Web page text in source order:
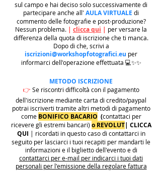
sul campo e hai deciso solo successivamente di
partecipare anche all' AULA VIRTUALE di
commento delle fotografie e post-produzione?
Nessun problema. | clicca qui | per versare la
differenza della quota di iscrizione che ti manca.
Dopo di che, scrivi a
iscrizioni@workshopfotografici.eu per
informarci dell'operazione effettuata 💻✨✨
METODO ISCRIZIONE
👉 Se riscontri difficoltà con il pagamento
dell'iscrizione mediante carta di credito/paypal
potrai iscriverti tramite altri metodi di pagamento
come BONIFICO BACARIO (contattaci per
ricevere gli estremi bancari) o REVOLUT| CLICCA
QUI | ricordati in questo caso di contattarci in
seguito per lasciarci i tuoi recapiti per mandarti le
informazioni e il biglietto dell'evento e di
contattarci per e-mail per indicarci i tuoi dati
personali per l'emissione della regolare fattura